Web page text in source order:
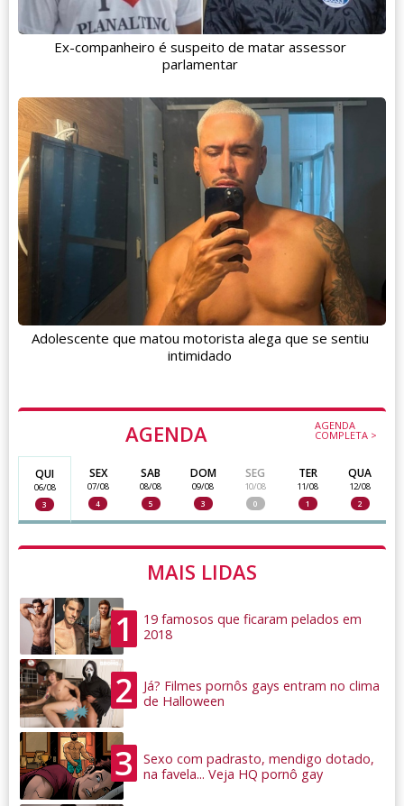
AGENDA AGENDA
COMPLETA >
QUI
06/08
3
SEX
07/08
4
SAB
08/08
5
DOM
09/08
3
SEG
10/08
0
TER
11/08
1
QUA
12/08
2
MAIS LIDAS
1
19 famosos que ficaram pelados em
2018
2
Já? Filmes pornôs gays entram no clima
de Halloween
3
Sexo com padrasto, mendigo dotado,
na favela... Veja HQ pornô gay
Ex-companheiro é suspeito de matar assessor
parlamentar
Adolescente que matou motorista alega que se sentiu
intimidado